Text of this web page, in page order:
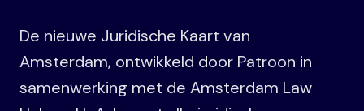
De nieuwe Juridische Kaart van
Amsterdam, ontwikkeld door Patroon in
samenwerking met de Amsterdam Law